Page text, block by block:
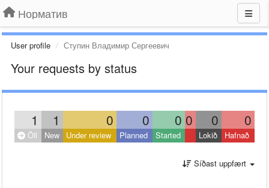
Норматив
User profile Ступин Владимир Сергеевич
Your requests by status
1 1 0 0 0 0 0 0
Öll New Under review Planned Started Lokið Hafnað
Síðast uppfært